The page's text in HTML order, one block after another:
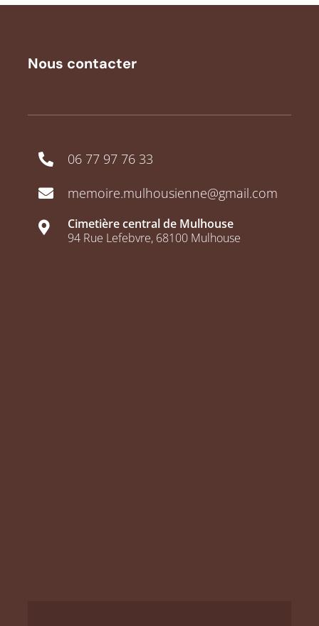
Nous contacter
06 77 97 76 33
memoire.mulhousienne@gmail.com
Cimetière central de Mulhouse
94 Rue Lefebvre, 68100 Mulhouse